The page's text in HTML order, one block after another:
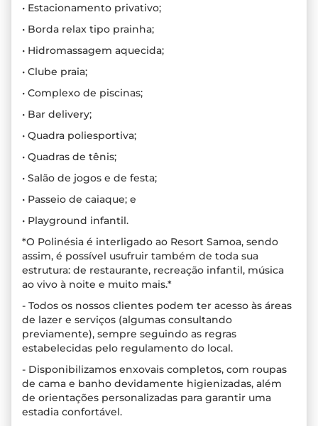
• Estacionamento privativo;
• Borda relax tipo prainha;
• Hidromassagem aquecida;
• Clube praia;
• Complexo de piscinas;
• Bar delivery;
• Quadra poliesportiva;
• Quadras de tênis;
• Salão de jogos e de festa;
• Passeio de caiaque; e
• Playground infantil.
*O Polinésia é interligado ao Resort Samoa, sendo
assim, é possível usufruir também de toda sua
estrutura: de restaurante, recreação infantil, música
ao vivo à noite e muito mais.*
- Todos os nossos clientes podem ter acesso às áreas
de lazer e serviços (algumas consultando
previamente), sempre seguindo as regras
estabelecidas pelo regulamento do local.
- Disponibilizamos enxovais completos, com roupas
de cama e banho devidamente higienizadas, além
de orientações personalizadas para garantir uma
estadia confortável.